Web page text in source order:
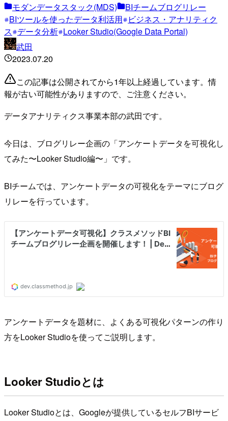
モダンデータスタック(MDS)
BIチームブログリレー
BIツールを使ったデータ利活用
ビジネス・アナリティク
ス データ分析 Looker Studio(Google Data Portal)
武田
2023.07.20
この記事は公開されてから1年以上経過しています。情
報が古い可能性がありますので、ご注意ください。
データアナリティクス事業本部の武田です。
今日は、ブログリレー企画の「アンケートデータを可視化し
てみた〜Looker Studio編〜」です。
BIチームでは、アンケートデータの可視化をテーマにブログ
リレーを行っています。
アンケートデータを題材に、よくある可視化パターンの作り
方をLooker Studioを使ってご説明します。
Looker Studioとは
Looker Studioとは、Googleが提供しているセルフBIサービ